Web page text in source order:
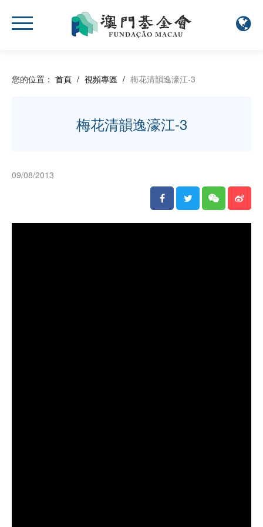
您的位置： 首頁 / 視頻專區 / 梅花清韻逸濠江-3
梅花清韻逸濠江-3
09/08/2013